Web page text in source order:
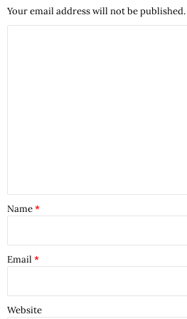
Your email address will not be published.
Name*
Email *
Website